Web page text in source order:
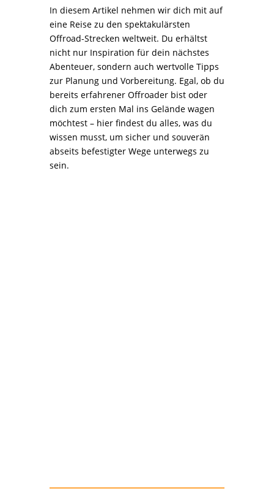
In diesem Artikel nehmen wir dich mit auf
eine Reise zu den spektakulärsten
Offroad-Strecken weltweit. Du erhältst
nicht nur Inspiration für dein nächstes
Abenteuer, sondern auch wertvolle Tipps
zur Planung und Vorbereitung. Egal, ob du
bereits erfahrener Offroader bist oder
dich zum ersten Mal ins Gelände wagen
möchtest – hier findest du alles, was du
wissen musst, um sicher und souverän
abseits befestigter Wege unterwegs zu
sein.